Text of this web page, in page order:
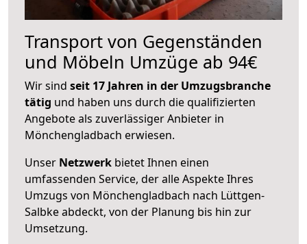
Transport von Gegenständen
und Möbeln Umzüge ab 94€
Wir sind seit 17 Jahren in der Umzugsbranche
tätig und haben uns durch die qualifizierten
Angebote als zuverlässiger Anbieter in
Mönchengladbach erwiesen.
Unser Netzwerk bietet Ihnen einen
umfassenden Service, der alle Aspekte Ihres
Umzugs von Mönchengladbach nach Lüttgen-
Salbke abdeckt, von der Planung bis hin zur
Umsetzung.